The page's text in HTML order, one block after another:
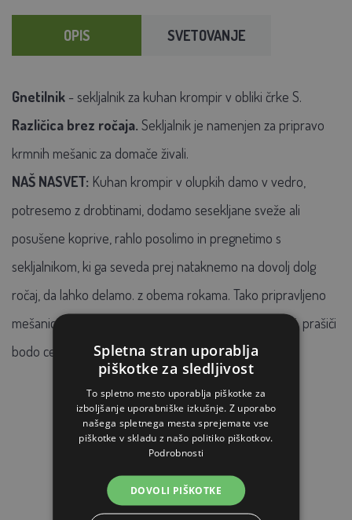
OPIS SVETOVANJE
Gnetilnik - sekljalnik za kuhan krompir v obliki črke S.
Različica brez ročaja. Sekljalnik je namenjen za pripravo
krmnih mešanic za domače živali.
NAŠ NASVET: Kuhan krompir v olupkih damo v vedro,
potresemo z drobtinami, dodamo sesekljane sveže ali
posušene koprive, rahlo posolimo in pregnetimo s
sekljalnikom, ki ga seveda prej nataknemo na dovolj dolg
ročaj, da lahko delamo. z obema rokama. Tako pripravljeno
mešanico lahko postrežete suho, na primer perutnini, prašiči
bodo cenili, če mešanico poparite z vrelo vodo.
PODOBNI IZDELKI
Spletna stran uporablja
piškotke za sledljivost
To spletno mesto uporablja piškotke za
izboljšanje uporabniške izkušnje. Z uporabo
našega spletnega mesta sprejemate vse
piškotke v skladu z našo politiko piškotkov.
Podrobnosti
DOVOLI PIŠKOTKE